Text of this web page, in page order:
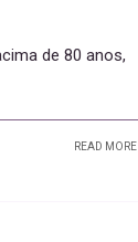
de 80 anos,
READ MORE